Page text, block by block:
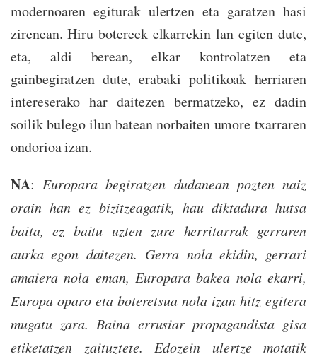
modernoaren egiturak ulertzen eta garatzen hasi
zirenean. Hiru botereek elkarrekin lan egiten dute,
eta, aldi berean, elkar kontrolatzen eta
gainbegiratzen dute, erabaki politikoak herriaren
intereserako har daitezen bermatzeko, ez dadin
soilik bulego ilun batean norbaiten umore txarraren
ondorioa izan.
NA:Europara begiratzen dudanean pozten naiz
orain han ez bizitzeagatik, hau diktadura hutsa
baita, ez baitu uzten zure herritarrak gerraren
aurka egon daitezen. Gerra nola ekidin, gerrari
amaiera nola eman, Europara bakea nola ekarri,
Europa oparo eta boteretsua nola izan hitz egitera
mugatu zara. Baina errusiar propagandista gisa
etiketatzen zaituztete. Edozein ulertze motatik